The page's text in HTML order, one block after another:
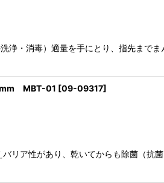
浄・消毒）適量を手にとり、指先まで
MBT-01 [09-09317]
リア性があり、乾いてからも除菌（抗